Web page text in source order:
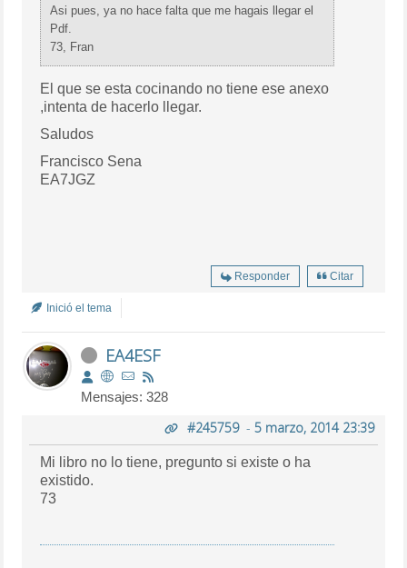
Asi pues, ya no hace falta que me hagais llegar el
Pdf.
73, Fran
El que se esta cocinando no tiene ese anexo
,intenta de hacerlo llegar.
Saludos
Francisco Sena
EA7JGZ
Responder Citar
Inició el tema
EA4ESF
Mensajes: 328
#245759- 5 marzo, 2014 23:39
Mi libro no lo tiene, pregunto si existe o ha
existido.
73